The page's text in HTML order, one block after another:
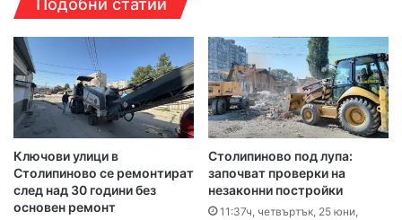
Подобни статии
Ключови улици в
Столипиново се ремонтират
след над 30 години без
основен ремонт
Столипиново под лупа:
започват проверки на
незаконни постройки
11:37ч, четвъртък, 25 юни,